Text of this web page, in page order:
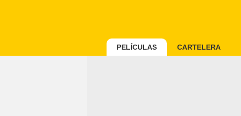
PELÍCULAS CARTELERA